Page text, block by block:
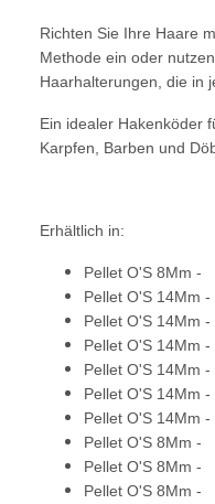
Richten Sie Ihre Haare
Methode ein oder
Haarhalterungen, die in
Ein idealer Hakenköder
Karpfen, Barben und
Erhältlich in:
Pellet O'S 8Mm -
Pellet O'S 14Mm
Pellet O'S 14Mm
Pellet O'S 14Mm -
Pellet O'S 14Mm -
Pellet O'S 14Mm -
Pellet O'S 14Mm
Pellet O'S 8Mm -
Pellet O'S 8Mm -
Pellet O'S 8Mm -